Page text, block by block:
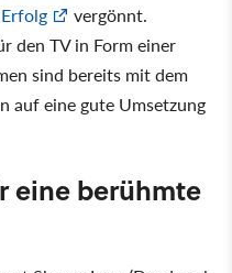
vergönnt.
den TV in Form einer
sind bereits mit dem
auf eine gute Umsetzung
eine berühmte